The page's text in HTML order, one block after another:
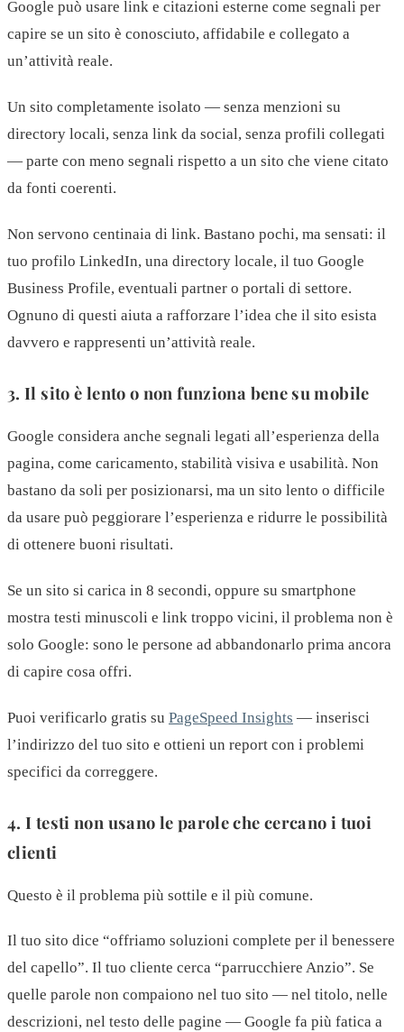
Google può usare link e citazioni esterne come segnali per
capire se un sito è conosciuto, affidabile e collegato a
un’attività reale.
Un sito completamente isolato — senza menzioni su
directory locali, senza link da social, senza profili collegati
— parte con meno segnali rispetto a un sito che viene citato
da fonti coerenti.
Non servono centinaia di link. Bastano pochi, ma sensati: il
tuo profilo LinkedIn, una directory locale, il tuo Google
Business Profile, eventuali partner o portali di settore.
Ognuno di questi aiuta a rafforzare l’idea che il sito esista
davvero e rappresenti un’attività reale.
3. Il sito è lento o non funziona bene su mobile
Google considera anche segnali legati all’esperienza della
pagina, come caricamento, stabilità visiva e usabilità. Non
bastano da soli per posizionarsi, ma un sito lento o difficile
da usare può peggiorare l’esperienza e ridurre le possibilità
di ottenere buoni risultati.
Se un sito si carica in 8 secondi, oppure su smartphone
mostra testi minuscoli e link troppo vicini, il problema non è
solo Google: sono le persone ad abbandonarlo prima ancora
di capire cosa offri.
Puoi verificarlo gratis su PageSpeed Insights — inserisci
l’indirizzo del tuo sito e ottieni un report con i problemi
specifici da correggere.
4. I testi non usano le parole che cercano i tuoi
clienti
Questo è il problema più sottile e il più comune.
Il tuo sito dice “offriamo soluzioni complete per il benessere
del capello”. Il tuo cliente cerca “parrucchiere Anzio”. Se
quelle parole non compaiono nel tuo sito — nel titolo, nelle
descrizioni, nel testo delle pagine — Google fa più fatica a